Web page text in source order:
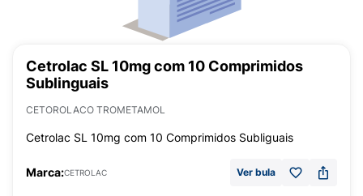
Cetrolac SL 10mg com 10 Comprimidos
Sublinguais
CETOROLACO TROMETAMOL
Cetrolac SL 10mg com 10 Comprimidos Subliguais
Marca:CETROLAC Ver bula